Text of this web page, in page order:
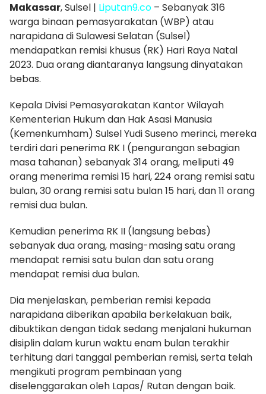
Makassar, Sulsel | Liputan9.co – Sebanyak 316
warga binaan pemasyarakatan (WBP) atau
narapidana di Sulawesi Selatan (Sulsel)
mendapatkan remisi khusus (RK) Hari Raya Natal
2023. Dua orang diantaranya langsung dinyatakan
bebas.
Kepala Divisi Pemasyarakatan Kantor Wilayah
Kementerian Hukum dan Hak Asasi Manusia
(Kemenkumham) Sulsel Yudi Suseno merinci, mereka
terdiri dari penerima RK I (pengurangan sebagian
masa tahanan) sebanyak 314 orang, meliputi 49
orang menerima remisi 15 hari, 224 orang remisi satu
bulan, 30 orang remisi satu bulan 15 hari, dan 11 orang
remisi dua bulan.
Kemudian penerima RK II (langsung bebas)
sebanyak dua orang, masing-masing satu orang
mendapat remisi satu bulan dan satu orang
mendapat remisi dua bulan.
Dia menjelaskan, pemberian remisi kepada
narapidana diberikan apabila berkelakuan baik,
dibuktikan dengan tidak sedang menjalani hukuman
disiplin dalam kurun waktu enam bulan terakhir
terhitung dari tanggal pemberian remisi, serta telah
mengikuti program pembinaan yang
diselenggarakan oleh Lapas/ Rutan dengan baik.